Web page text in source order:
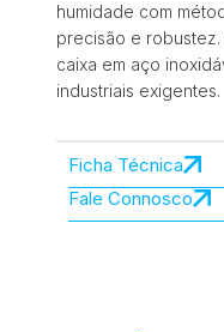
humidade com
precisão e
caixa em aço
industriais exigentes.
Ficha Técnica
Fale Connosco